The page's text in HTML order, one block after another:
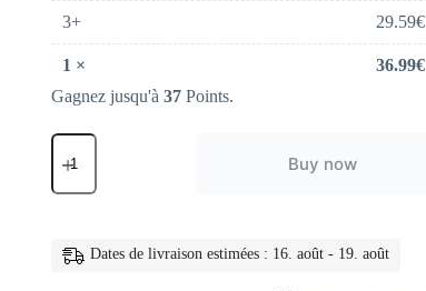
3+ 29.59€
1 × 36.99€
Gagnez jusqu'à 37Points.
quantité
de
lumineux
X2
Buy now
Dates de livraison estimées : 16. août - 19. août